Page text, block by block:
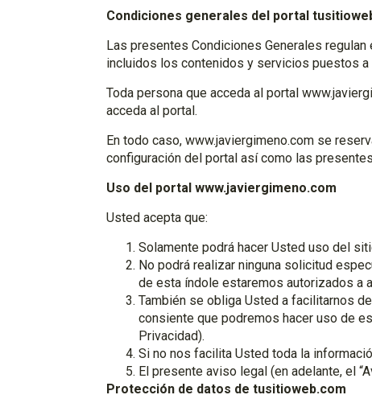
Condiciones generales del portal
Las presentes Condiciones Generales
incluidos los contenidos y servicios puestos
Toda persona que acceda al portal
acceda al portal.
En todo caso, www.javiergimeno.com se
configuración del portal así como las
Uso del portal www.javiergimeno.com
Usted acepta que:
Solamente podrá hacer Usted uso del
No podrá realizar ninguna solicitud
de esta índole estaremos autorizados a
También se obliga Usted a facilitarnos
consiente que podremos hacer uso de
Privacidad).
Si no nos facilita Usted toda la
El presente aviso legal (en adelante, el
Protección de datos de tusitioweb.com